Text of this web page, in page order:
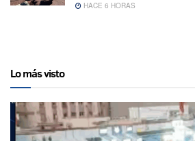
HACE 6 HORAS
Lo más visto